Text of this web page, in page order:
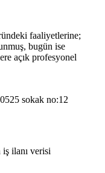
faaliyetlerine;
bugün ise
açık profesyonel
sokak no:12
iş ilanı verisi